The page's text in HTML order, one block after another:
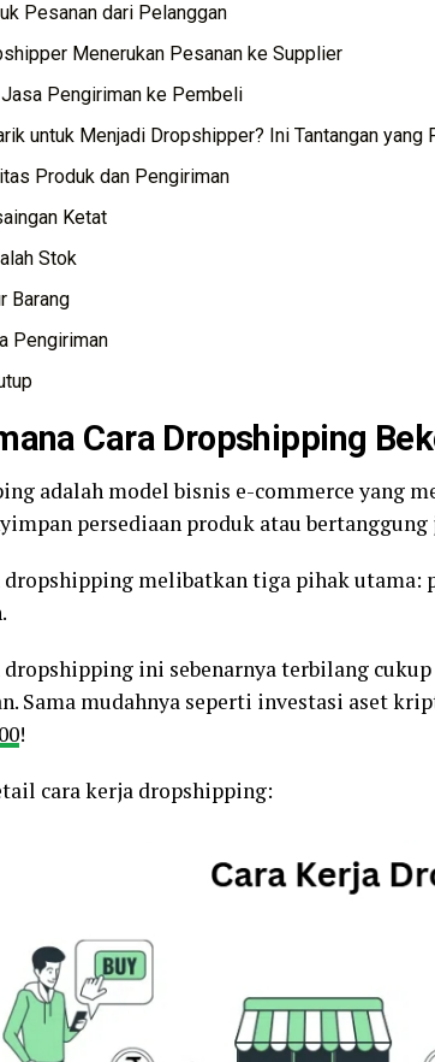
Pesanan dari Pelanggan
Menerukan Pesanan ke Supplier
Pengiriman ke Pembeli
untuk Menjadi Dropshipper? Ini Tantangan yang
Produk dan Pengiriman
Ketat
Stok
Barang
Pengiriman
Cara Dropshipping
adalah model bisnis e-commerce yang
persediaan produk atau
dropshipping melibatkan tiga pihak utama:
dropshipping ini sebenarnya terbilang
Sama mudahnya seperti investasi aset
!
cara kerja dropshipping: